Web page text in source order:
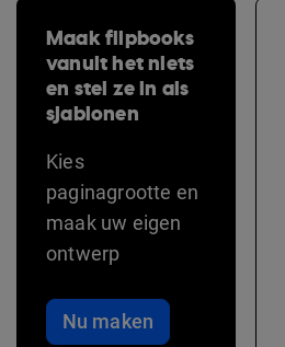
Maak flipbooks
vanuit het niets
en stel ze in als
sjablonen
Kies
paginagrootte en
maak uw eigen
ontwerp
Nu maken